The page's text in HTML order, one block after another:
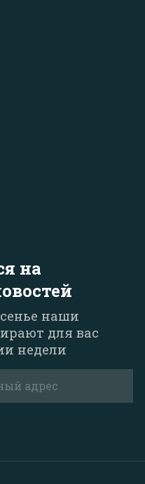
на
наши
для вас
недели